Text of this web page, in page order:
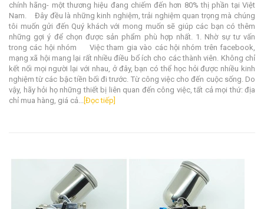
chính hãng- một thương hiệu đang chiếm đến hơn 80% thị phần tại Việt
Nam. Đây đều là những kinh nghiệm, trải nghiệm quan trọng mà chúng
tôi muốn gửi đến Quý khách với mong muốn sẽ giúp các bạn có thêm
những gợi ý để chọn được sản phẩm phù hợp nhất. 1. Nhờ sự tư vấn
trong các hội nhóm Việc tham gia vào các hội nhóm trên facebook,
mạng xã hội mang lại rất nhiều điều bổ ích cho các thành viên. Không chỉ
kết nối mọi người lại với nhau, ở đây, bạn có thể học hỏi được nhiều kinh
nghiệm từ các bậc tiền bối đi trước. Từ công việc cho đến cuộc sống. Do
vậy, hãy hỏi họ những thiết bị liên quan đến công việc, tất cả mọi thứ: địa
chỉ mua hàng, giá cả... [Đọc tiếp]